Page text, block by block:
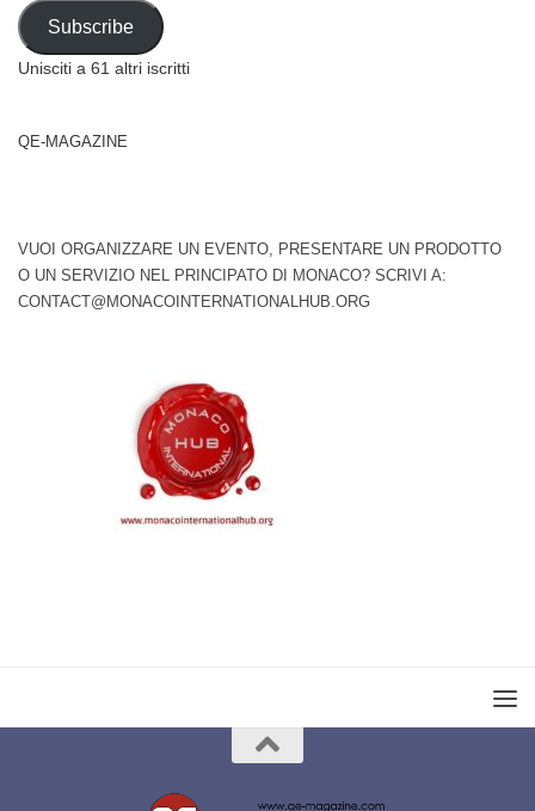
Address
Subscribe
Unisciti a 61 altri iscritti
QE-MAGAZINE
VUOI ORGANIZZARE UN EVENTO, PRESENTARE UN PRODOTTO
O UN SERVIZIO NEL PRINCIPATO DI MONACO? SCRIVI A:
CONTACT@MONACOINTERNATIONALHUB.ORG